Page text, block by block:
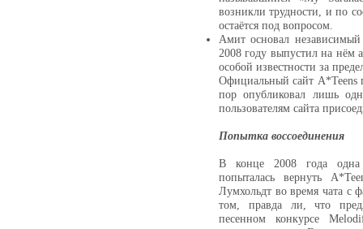
возникли трудности, и по
остаётся под вопросом.
Амит основал
2008 году выпустил на нём
особой известности за
Официальный сайт A*Teens
пор опубликовал лишь
пользователям сайта
Попытка воссоединения
В конце 2008 года одна
попыталась вернуть
Лумхольдт во время чата с
том, правда ли, что
песенном конкурсе